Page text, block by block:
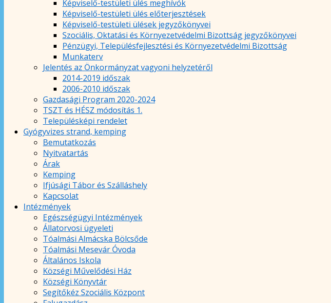
Képviselő-testületi ülés meghívók
Képviselő-testületi ülés előterjesztések
Képviselő-testületi ülések jegyzőkönyvei
Szociális, Oktatási és Környezetvédelmi Bizottság jegyzőkönyvei
Pénzügyi, Településfejlesztési és Környezetvédelmi Bizottság
Munkaterv
Jelentés az Önkormányzat vagyoni helyzetéről
2014-2019 időszak
2006-2010 időszak
Gazdasági Program 2020-2024
TSZT és HÉSZ módosítás 1.
Településképi rendelet
Gyógyvizes strand, kemping
Bemutatkozás
Nyitvatartás
Árak
Kemping
Ifjúsági Tábor és Szálláshely
Kapcsolat
Intézmények
Egészségügyi Intézmények
Állatorvosi ügyeleti
Tóalmási Almácska Bölcsőde
Tóalmási Mesevár Óvoda
Általános Iskola
Községi Művelődési Ház
Községi Könyvtár
Segítőkéz Szociális Központ